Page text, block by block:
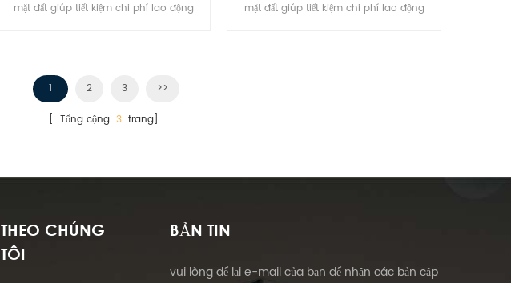
mặt đất giúp tiết kiệm chi phí lao động
mặt đất giúp tiết kiệm chi phí lao động
1 2 3 >>
[ Tổng cộng 3 trang]
THEO CHÚNG
TÔI
BẢN TIN
vui lòng để lại e-mail của bạn để nhận các bản cập